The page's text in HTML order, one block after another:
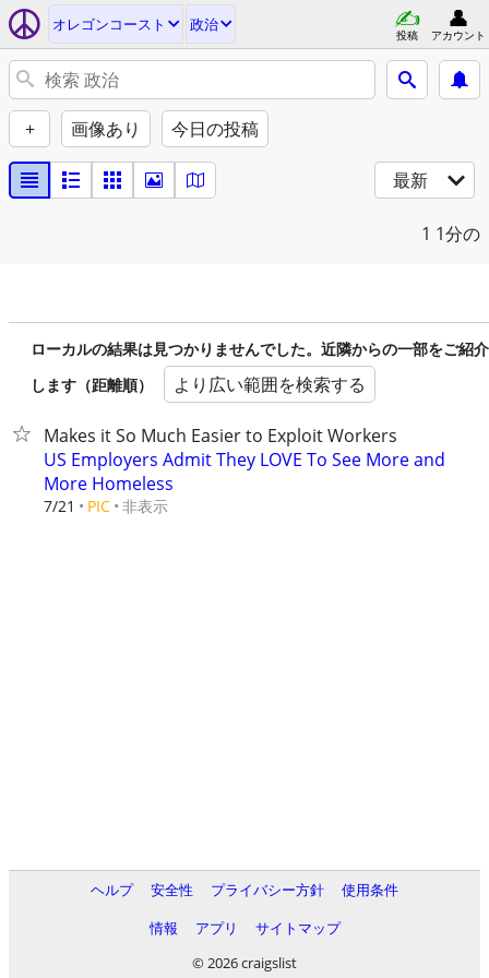
オレゴンコースト 政治
投稿 アカウント
+ 画像あり 今日の投稿
最新
1 1分の
ローカルの結果は見つかりませんでした。近隣からの一部をご紹介
します（距離順）
より広い範囲を検索する
Makes it So Much Easier to Exploit Workers
US Employers Admit They LOVE To See More and
More Homeless
7/21 PIC 非表示
ヘルプ 安全性 プライバシー方針
使用条件
情報
アプリ
サイトマップ
© 2026 craigslist